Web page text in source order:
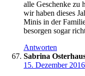
alle Geschenke zu
wir haben dieses
Minis in der
besorgen sogar
Antworten
Sabrina
15. Dezember